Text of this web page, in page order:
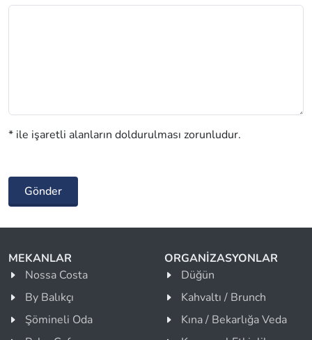
* ile işaretli alanların doldurulması zorunludur.
Gönder
MEKANLAR
Nossa Costa
By Balıkçı
Şömineli Oda
ORGANİZASYONLAR
Düğün
Kahvaltı / Brunch
Kına / Bekarlığa Veda